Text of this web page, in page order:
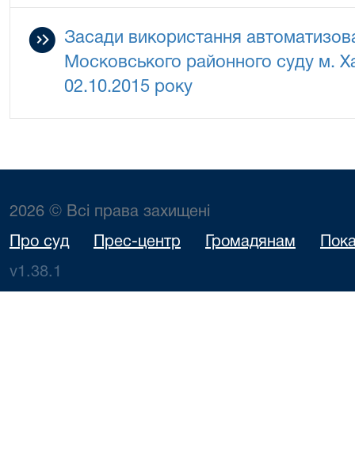
Засади використання
Московського районного суду м.
02.10.2015 року
2026 © Всі права захищені
Про суд Прес-центр Громадянам
v1.38.1